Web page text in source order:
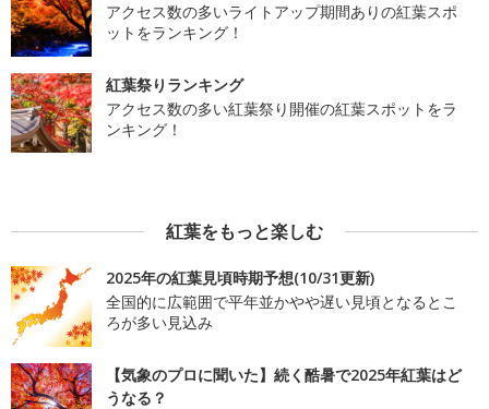
アクセス数の多いライトアップ期間ありの紅葉スポ
ットをランキング！
紅葉祭りランキング
アクセス数の多い紅葉祭り開催の紅葉スポットをラ
ンキング！
紅葉をもっと楽しむ
2025年の紅葉見頃時期予想(10/31更新)
全国的に広範囲で平年並かやや遅い見頃となるとこ
ろが多い見込み
【気象のプロに聞いた】続く酷暑で2025年紅葉はど
うなる？